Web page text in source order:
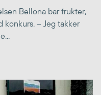
Bellona bar frukter,
konkurs. – Jeg takker